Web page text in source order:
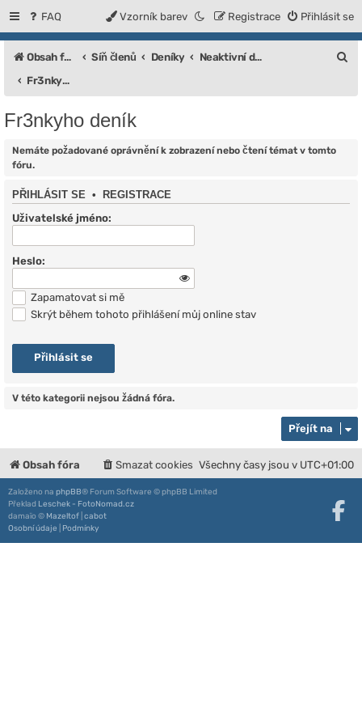
FAQ Přihlásit se
Registrace
Vzorník barev
Obsah fóra Síň členů Deníky
Neaktivní deníky
Fr3nkyho deník
Fr3nkyho deník
Nemáte požadované oprávnění k zobrazení nebo čtení témat v tomto
fóru.
PŘIHLÁSIT SE • REGISTRACE
Uživatelské jméno:
Heslo:
Zapamatovat si mě
Skrýt během tohoto přihlášení můj online stav
V této kategorii nejsou žádná fóra.
Přejít na
Obsah fóra Všechny časy jsou v UTC+01:00
Smazat cookies
Založeno na phpBB® Forum Software © phpBB Limited
Překlad Leschek - FotoNomad.cz
damaïo © Mazeltof cabot
Osobní údaje
Podmínky